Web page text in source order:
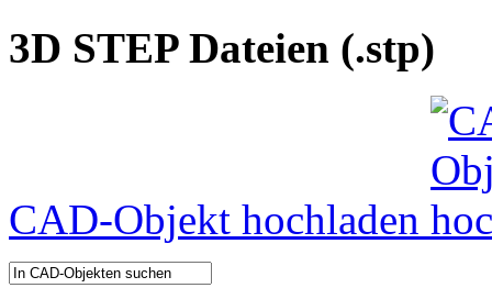
3D STEP Dateien (.stp)
CAD-Objekt hochladen